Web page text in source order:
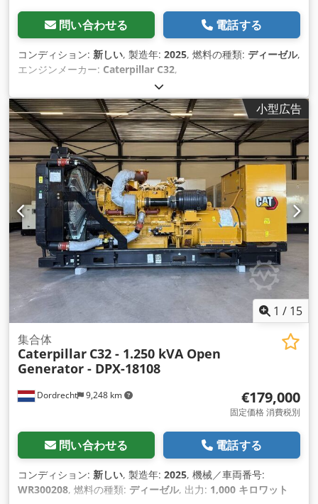
問い合わせる 電話する
コンディション: 新しい, 製造年: 2025, 燃料の種類: ディーゼル,
エンジンメーカー: Caterpillar C32,
小型広告
1 / 15
Dordrecht 9,248 km
集合体
Caterpillar C32 - 1.250 kVA Open
Generator - DPX-18108
€179,000
固定価格 消費税別
問い合わせる 電話する
コンディション: 新しい, 製造年: 2025, 機械／車両番号:
WR300208, 燃料の種類: ディーゼル, 出力: 1,000 キロワット